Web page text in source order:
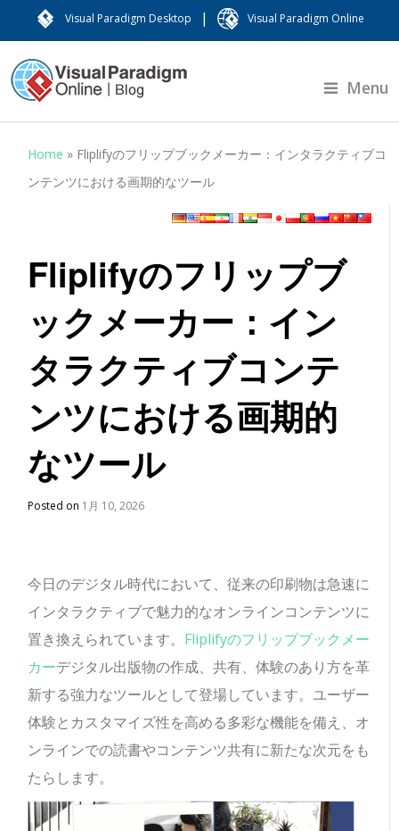
Visual Paradigm Desktop | Visual Paradigm Online
Menu
Home » Fliplifyのフリップブックメーカー：インタラクティブコ
ンテンツにおける画期的なツール
Fliplifyのフリップブ
ックメーカー：イン
タラクティブコンテ
ンツにおける画期的
なツール
Posted on 1月 10, 2026
今日のデジタル時代において、従来の印刷物は急速に
インタラクティブで魅力的なオンラインコンテンツに
置き換えられています。 Fliplifyのフリップブックメー
カーデジタル出版物の作成、共有、体験のあり方を革
新する強力なツールとして登場しています。ユーザー
体験とカスタマイズ性を高める多彩な機能を備え、オ
ンラインでの読書やコンテンツ共有に新たな次元をも
たらします。